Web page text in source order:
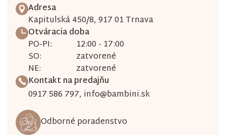
Adresa
Kapitulská 450/8, 917 01 Trnava
Otváracia doba
PO-PI:
12:00 - 17:00
SO:
zatvorené
NE:
zatvorené
Kontakt na predajňu
0917 586 797, info@bambini.sk
Odborné poradenstvo